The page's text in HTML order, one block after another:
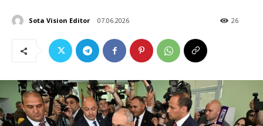
Sota Vision Editor 07.06.2026 26